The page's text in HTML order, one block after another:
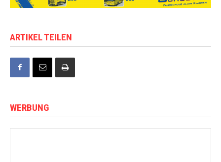
ARTIKEL TEILEN
WERBUNG